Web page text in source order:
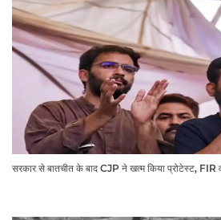
सरकार से बातचीत के बाद CJP ने खत्म किया प्रोटेस्ट, FIR